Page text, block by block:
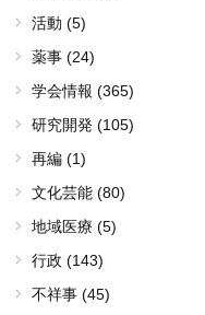
活動 (5)
薬事 (24)
学会情報 (365)
研究開発 (105)
再編 (1)
文化芸能 (80)
地域医療 (5)
行政 (143)
不祥事 (45)